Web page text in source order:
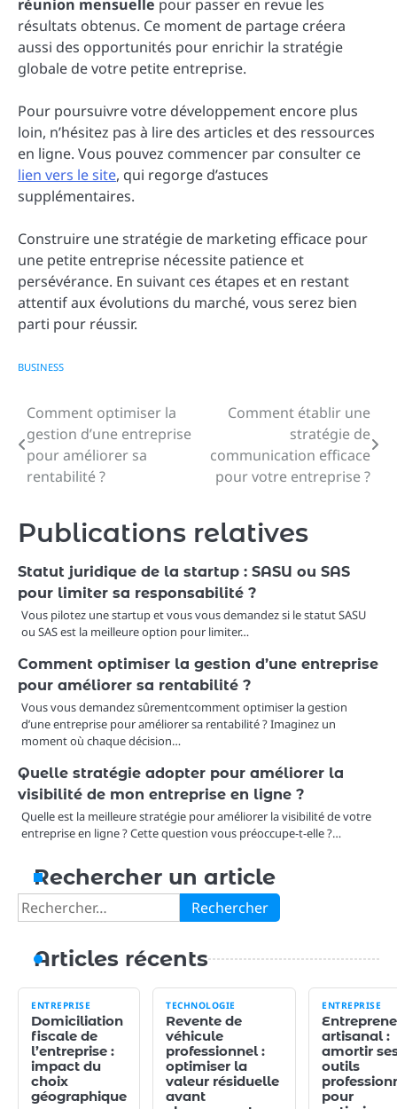
réunion mensuelle pour passer en revue les
résultats obtenus. Ce moment de partage créera
aussi des opportunités pour enrichir la stratégie
globale de votre petite entreprise.
Pour poursuivre votre développement encore plus
loin, n’hésitez pas à lire des articles et des ressources
en ligne. Vous pouvez commencer par consulter ce
lien vers le site, qui regorge d’astuces
supplémentaires.
Construire une stratégie de marketing efficace pour
une petite entreprise nécessite patience et
persévérance. En suivant ces étapes et en restant
attentif aux évolutions du marché, vous serez bien
parti pour réussir.
BUSINESS
Navigation
de
l’article
Comment optimiser la
gestion d’une entreprise
pour améliorer sa
rentabilité ?
Comment établir une
stratégie de
communication efficace
pour votre entreprise ?
Publications relatives
Statut juridique de la startup : SASU ou SAS
pour limiter sa responsabilité ?
Vous pilotez une startup et vous vous demandez si le statut SASU
ou SAS est la meilleure option pour limiter…
Comment optimiser la gestion d’une entreprise
pour améliorer sa rentabilité ?
Vous vous demandez sûrementcomment optimiser la gestion
d’une entreprise pour améliorer sa rentabilité ? Imaginez un
moment où chaque décision…
Quelle stratégie adopter pour améliorer la
visibilité de mon entreprise en ligne ?
Quelle est la meilleure stratégie pour améliorer la visibilité de votre
entreprise en ligne ? Cette question vous préoccupe-t-elle ?…
Rechercher un article
Rechercher :
Articles récents
ENTREPRISE
Domiciliation
fiscale de
l’entreprise :
impact du
choix
géographique
TECHNOLOGIE
Revente de
véhicule
professionnel :
optimiser la
valeur résiduelle
avant
ENTREPRISE
artisanal :
amortir
outils
pour